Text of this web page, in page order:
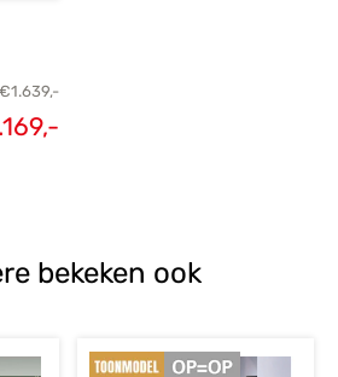
€1.639,-
bekeken ook